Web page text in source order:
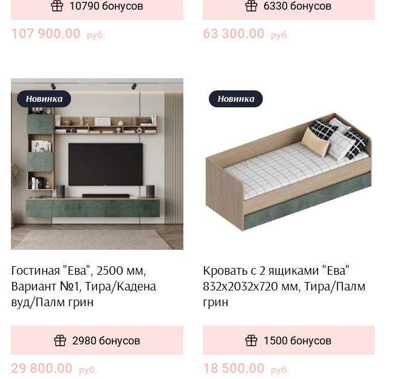
10790 бонусов
107 900.00 руб.
6330 бонусов
63 300.00 руб.
Новинка
Гостиная "Ева", 2500 мм,
Вариант №1, Тира/Кадена
вуд/Палм грин
2980 бонусов
29 800.00 руб.
Новинка
Кровать с 2 ящиками "Ева"
832х2032х720 мм, Тира/Палм
грин
1500 бонусов
18 500.00 руб.